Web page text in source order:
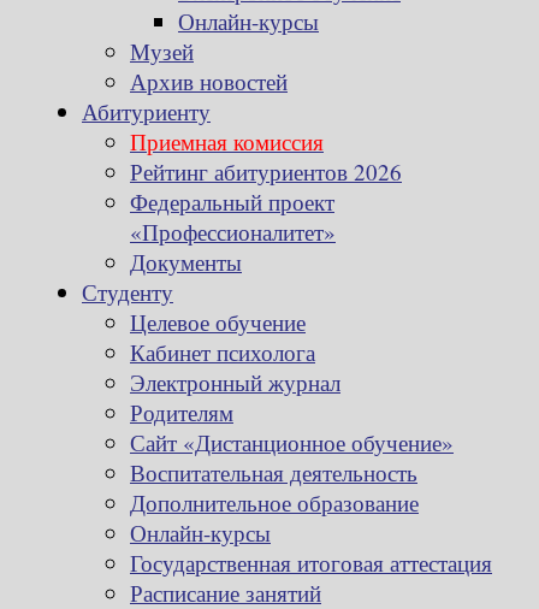
Онлайн-курсы
Музей
Архив новостей
Абитуриенту
Приемная комиссия
Рейтинг абитуриентов 2026
Федеральный проект
«Профессионалитет»
Документы
Студенту
Целевое обучение
Кабинет психолога
Электронный журнал
Родителям
Сайт «Дистанционное обучение»
Воспитательная деятельность
Дополнительное образование
Онлайн-курсы
Государственная итоговая аттестация
Расписание занятий